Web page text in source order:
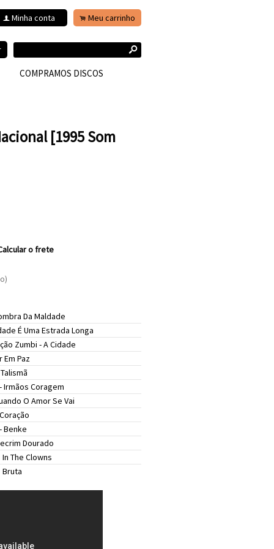
f Minha conta . Meu carrinho
s
COMPRAMOS DISCOS
[1995 Som
o frete
Da Maldade
É Uma Estrada Longa
Zumbi -A Cidade
Em Paz
Talismã
Irmãos Coragem
O Amor Se Vai
Benke
Dourado
The Clowns
Bruta